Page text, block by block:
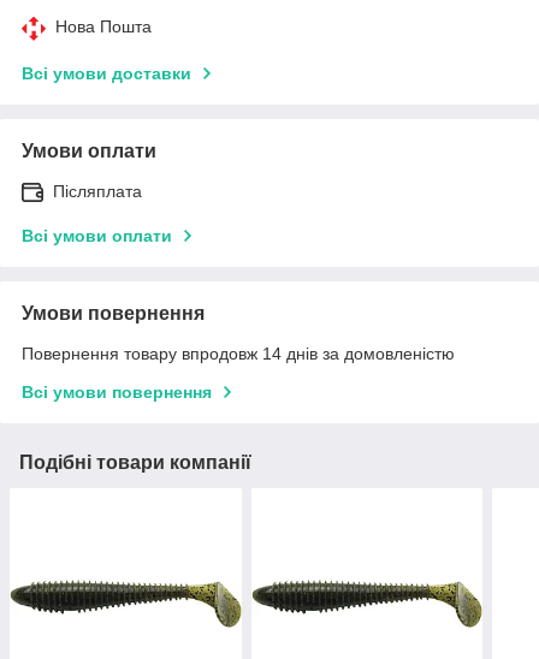
Нова Пошта
Всі умови доставки
Умови оплати
Післяплата
Всі умови оплати
Умови повернення
Повернення товару впродовж 14 днів за домовленістю
Всі умови повернення
Подібні товари компанії